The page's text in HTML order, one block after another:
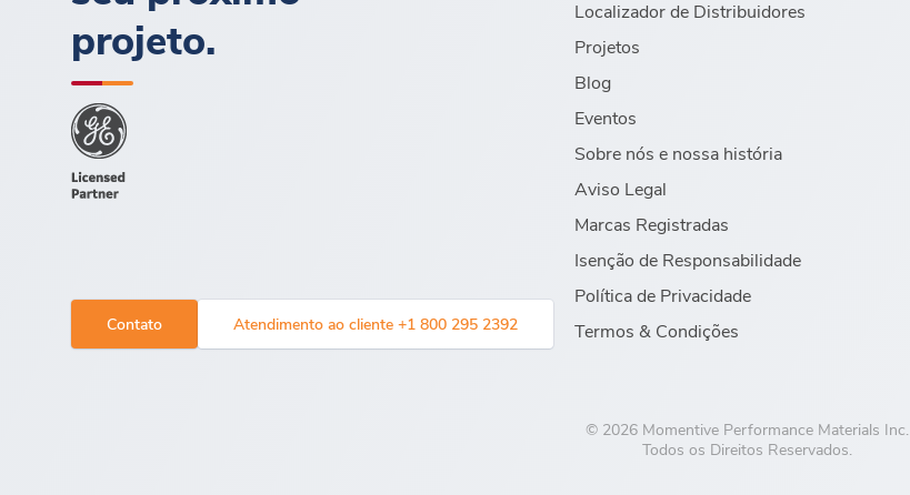
projeto.
Contato Atendimento ao cliente +1 800 295 2392
Localizador de Distribuidores
Projetos
Blog
Eventos
Sobre nós e nossa história
Aviso Legal
Marcas Registradas
Isenção de Responsabilidade
Política de Privacidade
Termos & Condições
© 2026 Momentive Performance Materials Inc.
Todos os Direitos Reservados.